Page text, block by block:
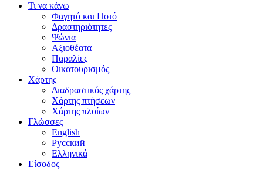
Τι να κάνω
Φαγητό και Ποτό
Δραστηριότητες
Ψώνια
Αξιοθέατα
Παραλίες
Οικοτουρισμός
Χάρτης
Διαδραστικός χάρτης
Χάρτης πτήσεων
Χάρτης πλοίων
Γλώσσες
English
Русский
Ελληνικά
Είσοδος